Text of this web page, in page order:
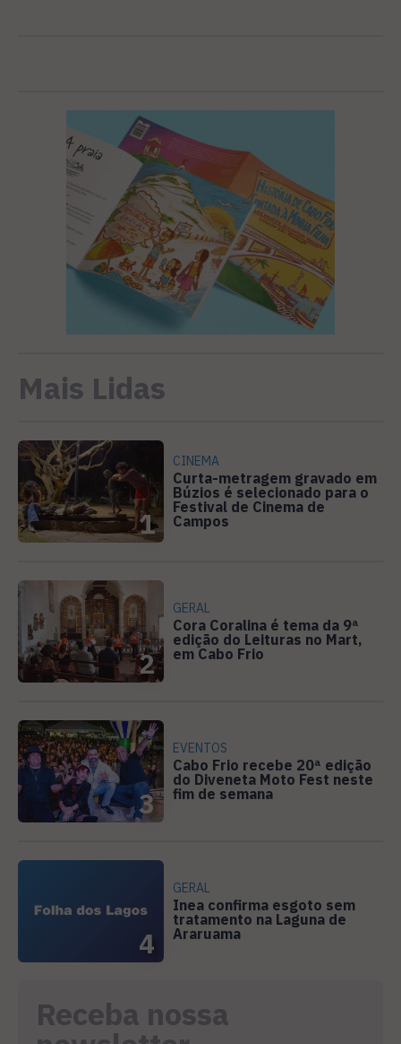
Mais Lidas
1
CINEMA
Curta-metragem gravado em
Búzios é selecionado para o
Festival de Cinema de
Campos
2
GERAL
Cora Coralina é tema da 9ª
edição do Leituras no Mart,
em Cabo Frio
3
EVENTOS
Cabo Frio recebe 20ª edição
do Diveneta Moto Fest neste
fim de semana
4
GERAL
Inea confirma esgoto sem
tratamento na Laguna de
Araruama
Receba nossa